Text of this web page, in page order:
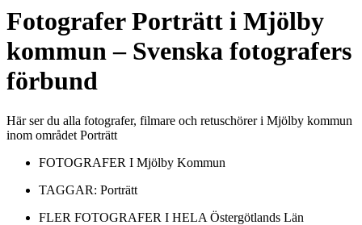
FotograferPorträtt i Mjölby
kommun– Svenska fotografers
förbund
Här ser du alla fotografer, filmare och retuschörer i Mjölby kommun
inom området Porträtt
FOTOGRAFER I Mjölby Kommun
TAGGAR: Porträtt
FLER FOTOGRAFER I HELA Östergötlands Län